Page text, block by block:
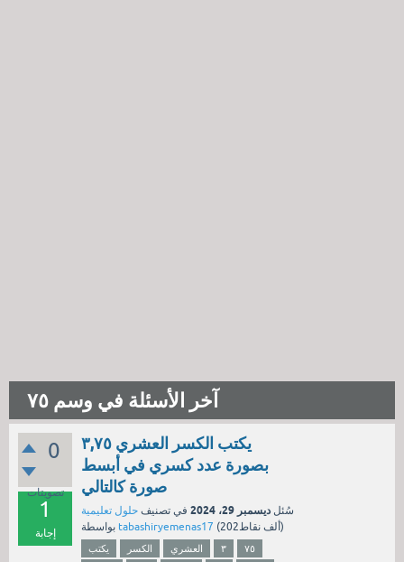
آخر الأسئلة في وسم ٧٥
0
تصويتات
1
إجابة
يكتب الكسر العشري ٣,٧٥
بصورة عدد كسري في أبسط
صورة كالتالي
سُئل ديسمبر 29، 2024 في تصنيف حلول تعليمية
tabashiryemenas17 ( 202ألف نقاط)
يكتب الكسر العشري ٣
٧٥